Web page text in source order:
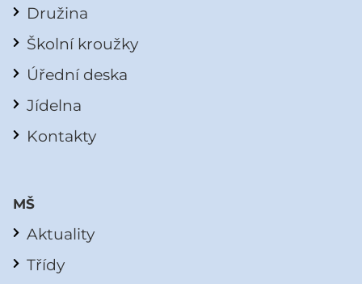
Družina
Školní kroužky
Úřední deska
Jídelna
Kontakty
MŠ
Aktuality
Třídy